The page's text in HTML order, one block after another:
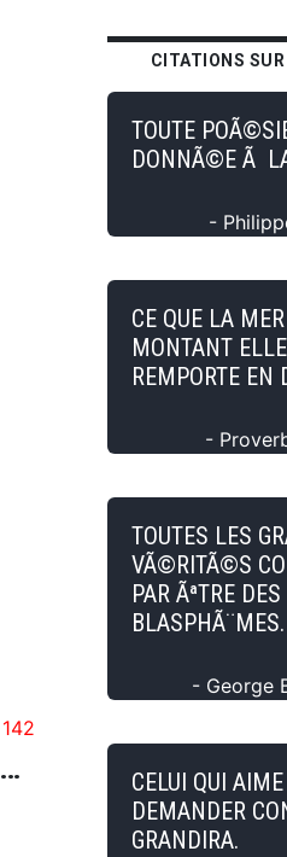
142
Rends-toi nÃ©cessaire auprÃ¨s de quelquâ€™un. Ne rends la vie dure Ã personne.
CITATIONS
TOUTE
DONNÃ©E Ã
-
CE QUE LA
MONTANT
REMPORTE EN
-
TOUTES LES
VÃ©RITÃ©S
PAR ÃªTRE DES
BLASPHÃ¨MES.
- George
CELUI QUI
DEMANDER
GRANDIRA.